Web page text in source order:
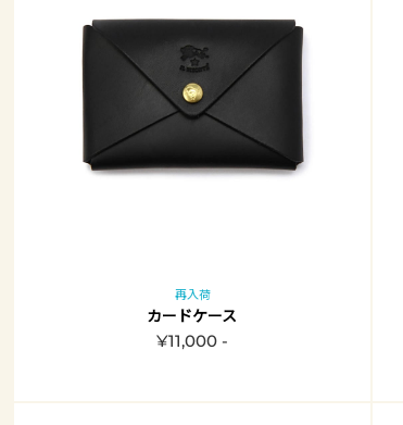
再入荷
カードケース
¥11,000 -